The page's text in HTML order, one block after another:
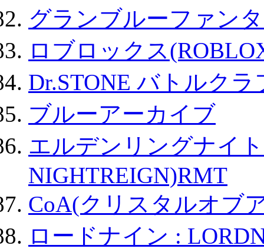
グランブルーファン
ロブロックス
Dr.STONE バトルク
ブルーアーカイブ
エルデンリングナイ
NIGHTREIGN)RMT
CoA(クリスタルオブ
ロードナイン :